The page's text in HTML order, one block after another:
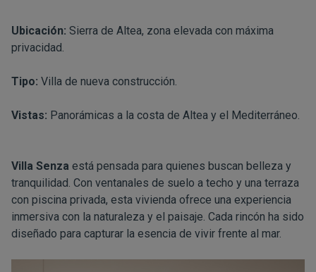
Ubicación: Sierra de Altea, zona elevada con máxima
privacidad.
Tipo: Villa de nueva construcción.
Vistas: Panorámicas a la costa de Altea y el Mediterráneo.
Villa Senza está pensada para quienes buscan belleza y
tranquilidad. Con ventanales de suelo a techo y una terraza
con piscina privada, esta vivienda ofrece una experiencia
inmersiva con la naturaleza y el paisaje. Cada rincón ha sido
diseñado para capturar la esencia de vivir frente al mar.